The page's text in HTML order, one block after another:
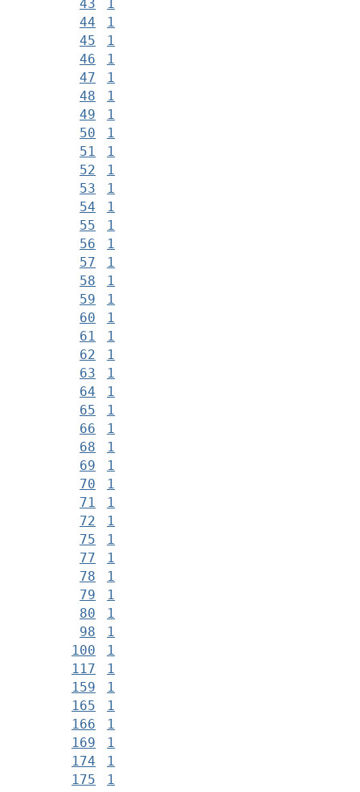
43
1
44
1
45
1
46
1
47
1
48
1
49
1
50
1
51
1
52
1
53
1
54
1
55
1
56
1
57
1
58
1
59
1
60
1
61
1
62
1
63
1
64
1
65
1
66
1
68
1
69
1
70
1
71
1
72
1
75
1
77
1
78
1
79
1
80
1
98
1
100
1
117
1
159
1
165
1
166
1
169
1
174
1
175
1